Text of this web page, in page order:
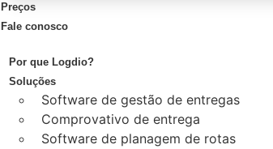
Preços
Fale conosco
Por que Logdio?
Soluções
Software de gestão de entregas
Comprovativo de entrega
Software de planagem de rotas